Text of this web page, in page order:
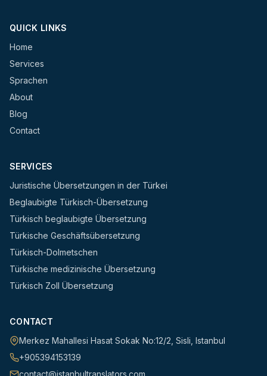
QUICK LINKS
Home
Services
Sprachen
About
Blog
Contact
SERVICES
Juristische Übersetzungen in der Türkei
Beglaubigte Türkisch-Übersetzung
Türkisch beglaubigte Übersetzung
Türkische Geschäftsübersetzung
Türkisch-Dolmetschen
Türkische medizinische Übersetzung
Türkisch Zoll Übersetzung
CONTACT
Merkez Mahallesi Hasat Sokak No:12/2 Sisli Istanbul
+905394153139
contact@istanbultranslators.com